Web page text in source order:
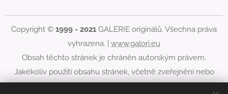
Copyright © 1999 - 2021 GALERIE originálů. Všechna práva
vyhrazena. | www.galori.eu
Obsah těchto stránek je chráněn autorským právem.
Jakékoliv použití obsahu stránek, včetně zveřejnění nebo